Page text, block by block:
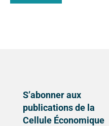
S’abonner aux
publications de la
Cellule Économique